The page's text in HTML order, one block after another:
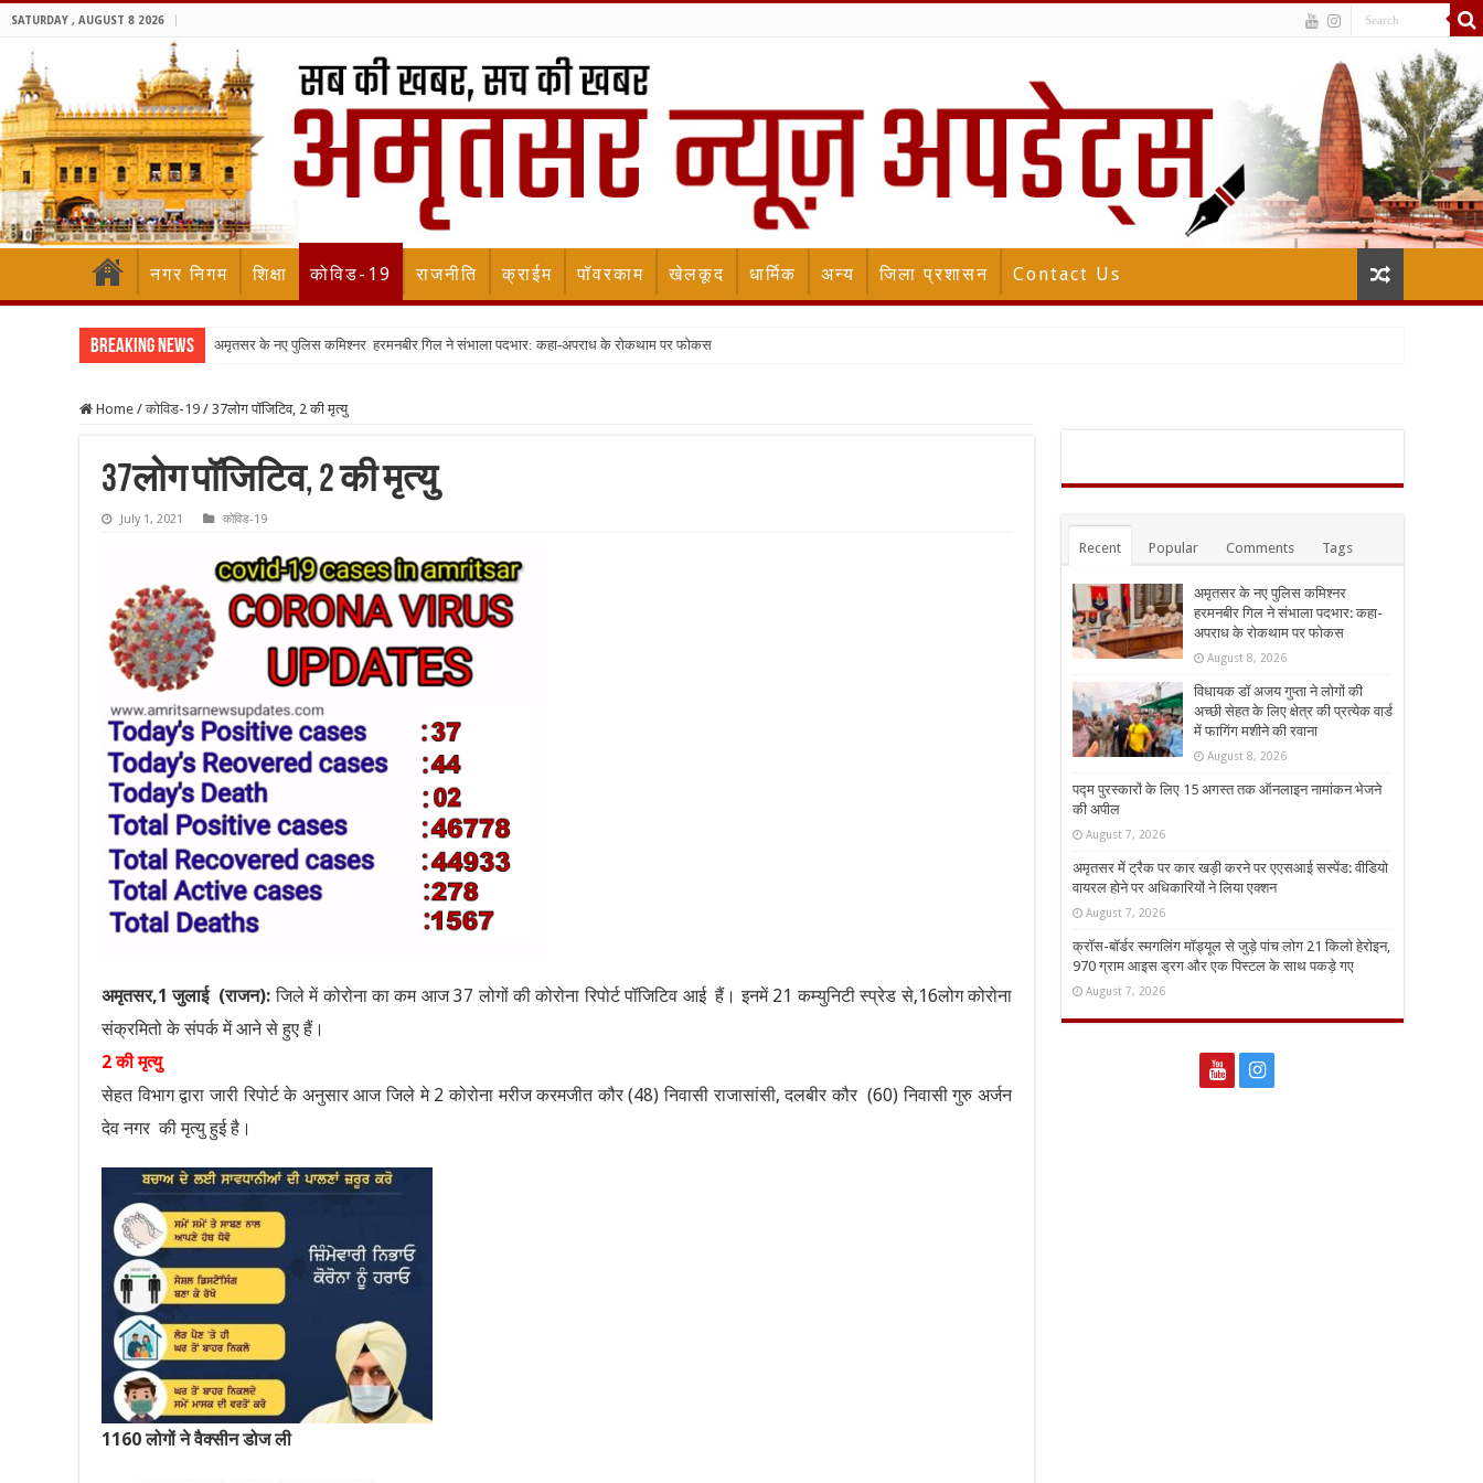
SATURDAY , AUGUST 8 2026
नगर निगम शिक्षा कोविड-19 राजनीति क्राईम पॉवरकाम खेलकूद धार्मिक अन्य जिला प्रशासन Contact Us
Breaking News अमृतसर के नए पुलिस कमिश्नर हरमनबीर गिल ने संभाला पदभार: कहा-अपराध के रोकथाम पर फोकस
Home / कोविड-19 / 37लोग पॉजिटिव, 2 की मृत्यु
37लोग पॉजिटिव, 2 की मृत्यु
July 1, 2021 कोविड-19
अमृतसर,1 जुलाई (राजन): जिले में कोरोना का कम आज 37 लोगों की कोरोना रिपोर्ट पॉजिटिव आई हैं। इनमें 21 कम्युनिटी स्प्रेड से,16लोग कोरोना
संक्रमितो के संपर्क में आने से हुए हैं।
2 की मृत्यु
सेहत विभाग द्वारा जारी रिपोर्ट के अनुसार आज जिले मे 2 कोरोना मरीज करमजीत कौर (48) निवासी राजासांसी, दलबीर कौर (60) निवासी गुरु अर्जन
देव नगर की मृत्यु हुई है।
1160 लोगों ने वैक्सीन डोज ली
Recent Popular Comments Tags
अमृतसर के नए पुलिस कमिश्नर
हरमनबीर गिल ने संभाला पदभार: कहा-
अपराध के रोकथाम पर फोकस
August 8, 2026
विधायक डॉ अजय गुप्ता ने लोगों की
अच्छी सेहत के लिए क्षेत्र की प्रत्येक वार्ड
में फागिंग मशीने की रवाना
August 8, 2026
पद्म पुरस्कारों के लिए 15 अगस्त तक ऑनलाइन नामांकन भेजने
की अपील
August 7, 2026
अमृतसर में ट्रैक पर कार खड़ी करने पर एएसआई सस्पेंड: वीडियो
वायरल होने पर अधिकारियों ने लिया एक्शन
August 7, 2026
क्रॉस-बॉर्डर स्मगलिंग मॉड्यूल से जुड़े पांच लोग 21 किलो हेरोइन,
970 ग्राम आइस ड्रग और एक पिस्टल के साथ पकड़े गए
August 7, 2026